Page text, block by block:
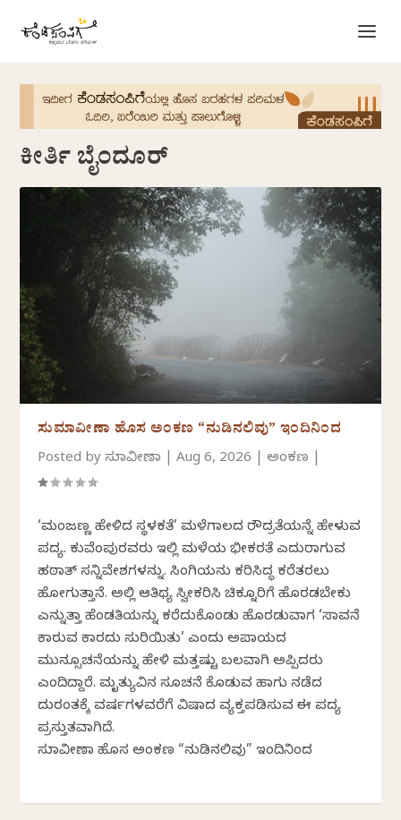
ಕೀರ್ತಿ ಬೈಂದೂರ್
ಸುಮಾವೀಣಾ ಹೊಸ ಅಂಕಣ “ನುಡಿನಲಿವು” ಇಂದಿನಿಂದ
Posted byಸುಮಾವೀಣಾ |Aug 6, 2026 |ಅಂಕಣ
‘ಮಂಜಣ್ಣ ಹೇಳಿದ ಸ್ಥಳಕತೆ’ ಮಳೆಗಾಲದ ರೌದ್ರತೆಯನ್ನೆ ಹೇಳುವ
ಪದ್ಯ. ಕುವೆಂಪುರವರು ಇಲ್ಲಿ ಮಳೆಯ ಭೀಕರತೆ ಎದುರಾಗುವ
ಹಠಾತ್ ಸನ್ನಿವೇಶಗಳನ್ನು. ಸಿಂಗಿಯನು ಕರಿಸಿದ್ಧ ಕರೆತರಲು
ಹೋಗುತ್ತಾನೆ. ಅಲ್ಲಿ ಆತಿಥ್ಯ ಸ್ವೀಕರಿಸಿ ಚಿಕ್ನೂರಿಗೆ ಹೊರಡಬೇಕು
ಎನ್ನುತ್ತಾ ಹೆಂಡತಿಯನ್ನು ಕರೆದುಕೊಂಡು ಹೊರಡುವಾಗ ‘ಸಾವನೆ
ಕಾರುವ ಕಾರದು ಸುರಿಯಿತು’ ಎಂದು ಅಪಾಯದ
ಮುನ್ಸೂಚನೆಯನ್ನು ಹೇಳಿ ಮತ್ತಷ್ಟು ಬಲವಾಗಿ ಅಪ್ಪಿದರು
ಎಂದಿದ್ದಾರೆ. ಮೃತ್ಯುವಿನ ಸೂಚನೆ ಕೊಡುವ ಹಾಗು ನಡೆದ
ದುರಂತಕ್ಕೆ ವರ್ಷಗಳವರೆಗೆ ವಿಷಾದ ವ್ಯಕ್ತಪಡಿಸುವ ಈ ಪದ್ಯ
ಪ್ರಸ್ತುತವಾಗಿದೆ.
ಸುಮಾವೀಣಾ ಹೊಸ ಅಂಕಣ “ನುಡಿನಲಿವು” ಇಂದಿನಿಂದ